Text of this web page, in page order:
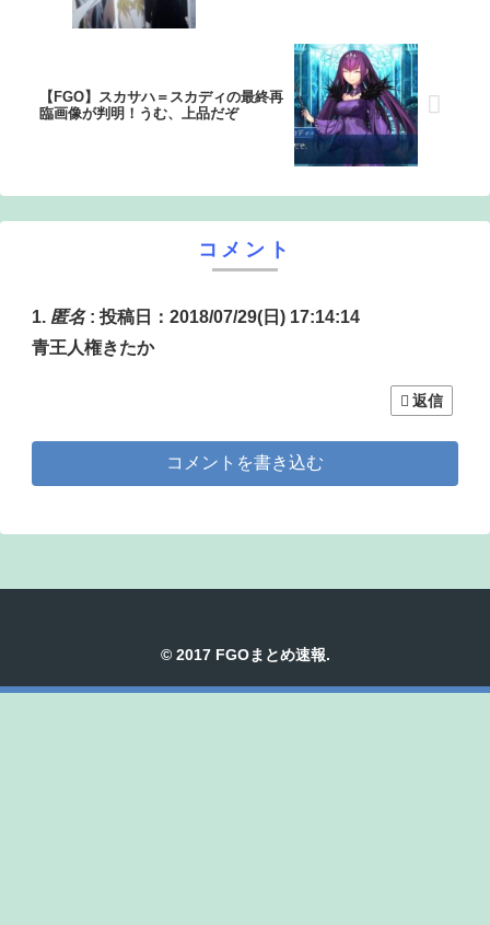
【FGO】スカサハ＝スカディの最終再
臨画像が判明！うむ、上品だぞ
コメント
匿名: 投稿日：2018/07/29(日) 17:14:14
青王人権きたか
返信
コメントを書き込む
© 2017 FGOまとめ速報.